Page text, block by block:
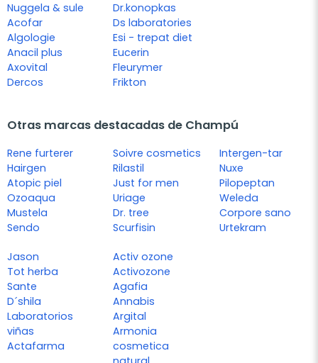
Nuggela & sule
Acofar
Algologie
Anacil plus
Axovital
Dercos
Dr.konopkas
Ds laboratories
Esi - trepat diet
Eucerin
Fleurymer
Frikton
Otras marcas destacadas de Champú
Rene furterer
Hairgen
Atopic piel
Ozoaqua
Mustela
Sendo
Soivre cosmetics
Rilastil
Just for men
Uriage
Dr. tree
Scurfisin
Intergen-tar
Nuxe
Pilopeptan
Weleda
Corpore sano
Urtekram
Jason
Tot herba
Sante
D´shila
Laboratorios
viñas
Actafarma
Activ ozone
Activozone
Agafia
Annabis
Argital
Armonia
cosmetica